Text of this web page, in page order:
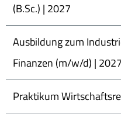
(B.Sc.) | 2027
Ausbildung zum
Finanzen (m/w/d) | 2027
Praktikum